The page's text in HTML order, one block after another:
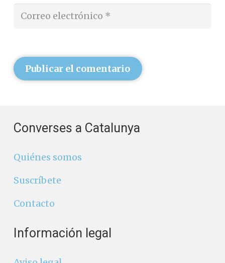
Publicar el comentario
Converses a Catalunya
Quiénes somos
Suscríbete
Contacto
Información legal